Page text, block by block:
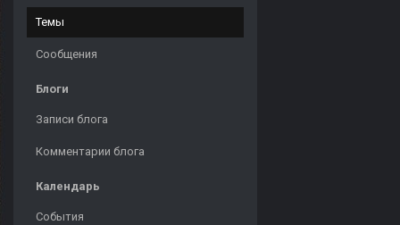
Темы
Сообщения
Блоги
Записи блога
Комментарии блога
Календарь
События